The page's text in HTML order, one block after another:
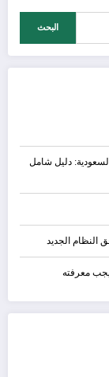
البحث
دليل شامل
النظام الجديد
معرفته